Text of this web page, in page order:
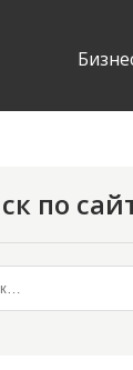
по